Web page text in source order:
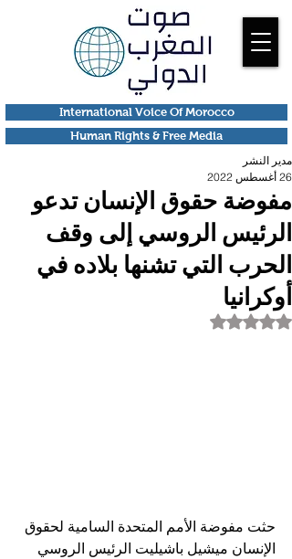
Human Rights & Free Media
International Voice Of Morocco
مفوضة حقوق الإنسان تدعو
الرئيس الروسي إلى وقف
الحرب التي تشنها بلاده في
أوكرانيا
مدير النشر
26 أغسطس 2022
تم التقييم بـ ليس رقمًا من أصل 5 نجوم.
حثت مفوضة الأمم المتحدة السامية لحقوق
الإنسان ميشيل باشيليت الرئيس الروسي